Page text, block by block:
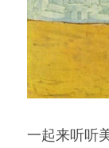
一起来听听